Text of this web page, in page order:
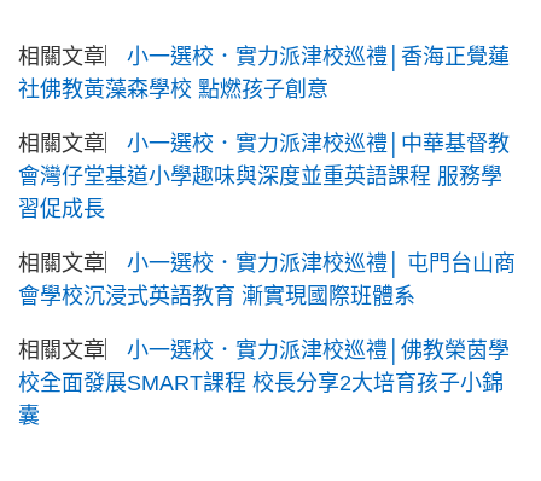
相關文章︳ 小一選校．實力派津校巡禮│香海正覺蓮
社佛教黃藻森學校 點燃孩子創意
相關文章︳ 小一選校．實力派津校巡禮│中華基督教
會灣仔堂基道小學趣味與深度並重英語課程 服務學
習促成長
相關文章︳ 小一選校．實力派津校巡禮│ 屯門台山商
會學校沉浸式英語教育 漸實現國際班體系
相關文章︳ 小一選校．實力派津校巡禮│佛教榮茵學
校全面發展SMART課程 校長分享2大培育孩子小錦
囊